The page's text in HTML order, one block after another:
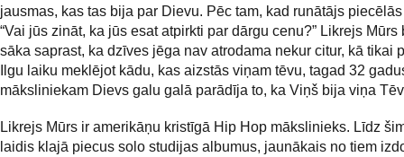
jausmas, kas tas bija par Dievu. Pēc tam, kad runātājs
“Vai jūs zināt, ka jūs esat atpirkti par dārgu cenu?” Likrejs Mūrs
sāka saprast, ka dzīves jēga nav atrodama nekur citur, kā tikai
Ilgu laiku meklējot kādu, kas aizstās viņam tēvu, tagad 32
māksliniekam Dievs galu galā parādīja to, ka Viņš bija viņa
Likrejs Mūrs ir amerikāņu kristīgā Hip Hop mākslinieks. Līdz
laidis klajā piecus solo studijas albumus, jaunākais no tiem